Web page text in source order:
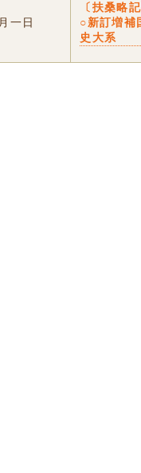
一日
〔扶桑略
○新訂増補
史大系